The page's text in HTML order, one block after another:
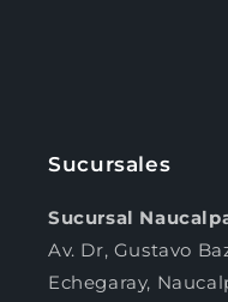
Sucursales
Sucursal
Av. Dr, Gustavo
Echegaray,